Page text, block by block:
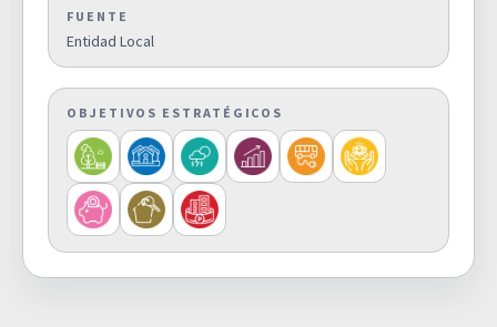
Superficie de zonas verdes por
cada 1.000 habitantes.
D06
Densidad Urbana. Número de
habitantes por hectárea de
superficie de suelo urbano
(hab./ha).
SUPERFICIE DENSIDAD DE LA
POBLACIÓN EN SUELO NO URBANO
FUENTE
Entidad Local
OBJETIVOS ESTRATÉGICOS